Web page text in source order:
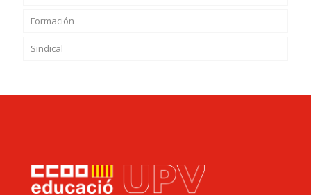
Formación
Sindical